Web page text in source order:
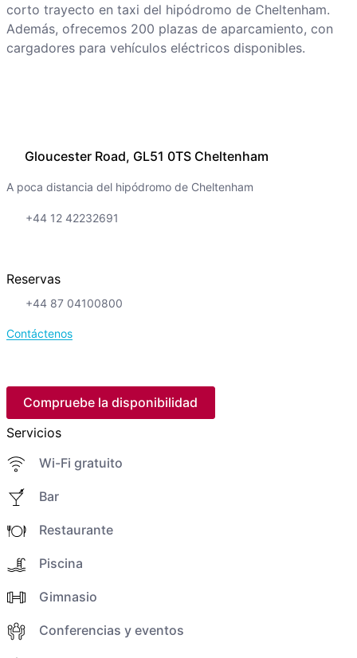
Gloucester Road, GL51 0TS Cheltenham
A poca distancia del hipódromo de Cheltenham
+44 12 42232691
Reservas
+44 87 04100800
Contáctenos
Compruebe la disponibilidad
Servicios
Wi-Fi gratuito
Bar
Restaurante
Piscina
Gimnasio
Conferencias y eventos
corto trayecto en taxi del hipódromo de Cheltenham.
Además, ofrecemos 200 plazas de aparcamiento, con
cargadores para vehículos eléctricos disponibles.